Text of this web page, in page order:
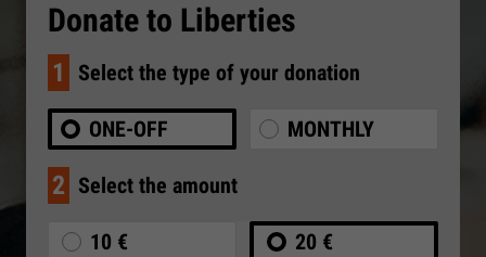
Donate to Liberties
1 Select the type of your donation
ONE-OFF MONTHLY
2 Select the amount
10 € 20 €